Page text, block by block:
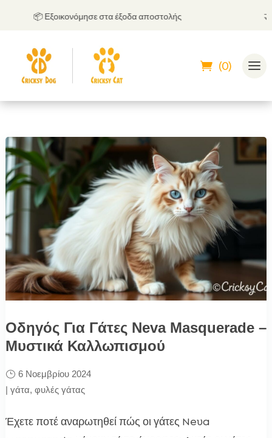
📦 Εξοικονόμησε στα έξοδα αποστολής
(0)
Οδηγός Για Γάτες Neva Masquerade –
Μυστικά Καλλωπισμού
6 Νοεμβρίου 2024
| γάτα, φυλές γάτας
Έχετε ποτέ αναρωτηθεί πώς οι γάτες Neva